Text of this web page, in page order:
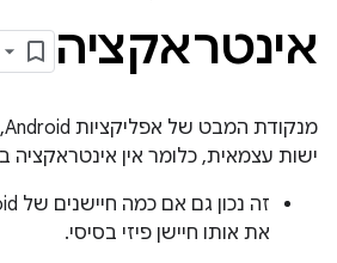
אינטראקציה
ישות עצמאית, כלומר אין אינטראקציה
את אותו חיישן פיזי בסיסי.